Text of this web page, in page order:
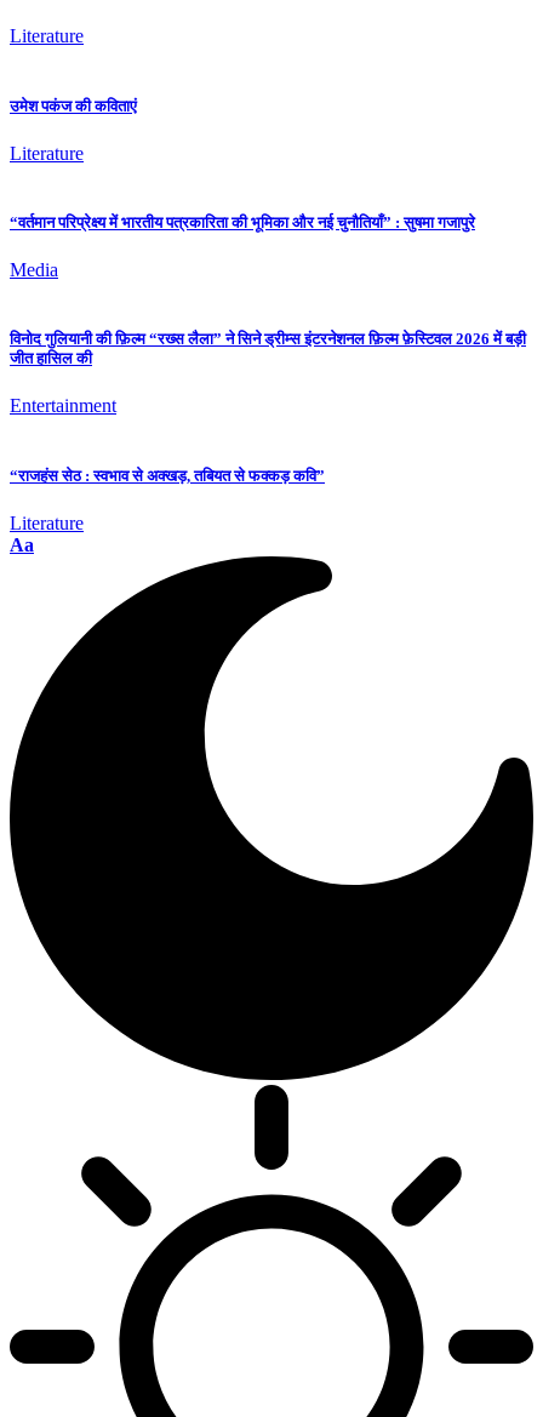
Literature
उमेश पकंज की कविताएं
Literature
“वर्तमान परिप्रेक्ष्य में भारतीय पत्रकारिता की भूमिका और नई चुनौतियाँ” : सुषमा गजापुरे
Media
विनोद गुलियानी की फ़िल्म “रख्स लैला” ने सिने ड्रीम्स इंटरनेशनल फ़िल्म फ़ेस्टिवल 2026 में बड़ी
जीत हासिल की
Entertainment
“राजहंस सेठ : स्वभाव से अक्खड़, तबियत से फक्कड़ कवि”
Literature
Aa